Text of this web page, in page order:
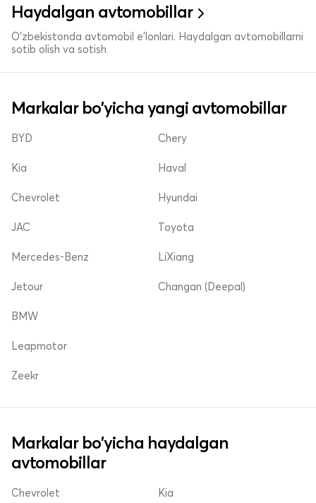
Haydalgan avtomobillar
O'zbekistonda avtomobil e’lonlari. Haydalgan avtomobillarni
sotib olish va sotish
Markalar bo'yicha yangi avtomobillar
BYD
Kia
Chevrolet
Chery
Haval
Hyundai
JAC
Mercedes-Benz
Jetour
Toyota
LiXiang
Changan (Deepal)
BMW
Leapmotor
Zeekr
Markalar bo'yicha haydalgan
avtomobillar
Chevrolet Kia